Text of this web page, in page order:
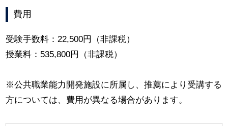
費用
受験手数料：22,500円（非課税）
授業料：535,800円（非課税）
※公共職業能力開発施設に所属し、推薦により受講する
方については、費用が異なる場合があります。